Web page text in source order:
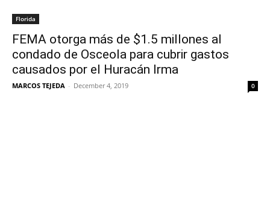
Florida
FEMA otorga más de $1.5 millones al
condado de Osceola para cubrir gastos
causados por el Huracán Irma
MARCOS TEJEDA - December 4, 2019 0